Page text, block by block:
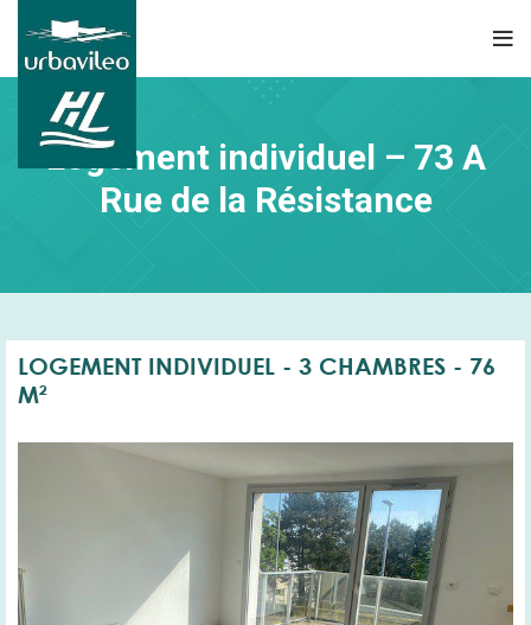
Logement individuel – 73 A
Rue de la Résistance
LOGEMENT INDIVIDUEL - 3 CHAMBRES - 76
M²